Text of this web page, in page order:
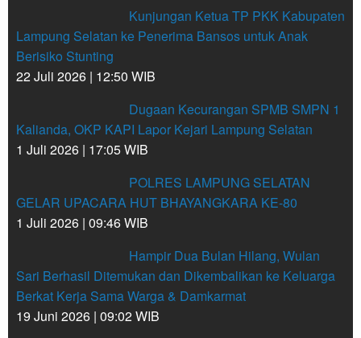
Kunjungan Ketua TP PKK Kabupaten
Lampung Selatan ke Penerima Bansos untuk Anak
Berisiko Stunting
22 Juli 2026 | 12:50 WIB
Dugaan Kecurangan SPMB SMPN 1
Kalianda, OKP KAPI Lapor Kejari Lampung Selatan
1 Juli 2026 | 17:05 WIB
POLRES LAMPUNG SELATAN
GELAR UPACARA HUT BHAYANGKARA KE-80
1 Juli 2026 | 09:46 WIB
Hampir Dua Bulan Hilang, Wulan
Sari Berhasil Ditemukan dan Dikembalikan ke Keluarga
Berkat Kerja Sama Warga & Damkarmat
19 Juni 2026 | 09:02 WIB